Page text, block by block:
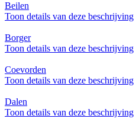
Beilen
Toon details van deze beschrijving
Borger
Toon details van deze beschrijving
Coevorden
Toon details van deze beschrijving
Dalen
Toon details van deze beschrijving